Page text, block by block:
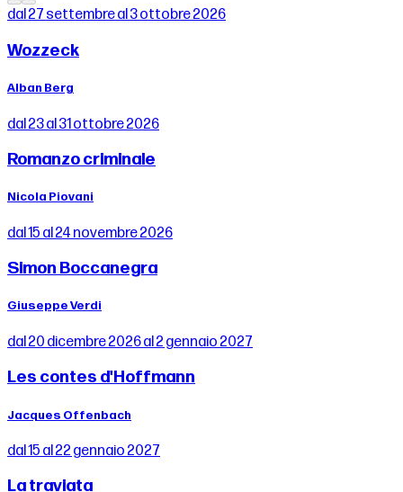
dal 27 settembre al 3 ottobre 2026
Wozzeck
Alban Berg
dal 23 al 31 ottobre 2026
Romanzo criminale
Nicola Piovani
dal 15 al 24 novembre 2026
Simon Boccanegra
Giuseppe Verdi
dal 20 dicembre 2026 al 2 gennaio 2027
Les contes d'Hoffmann
Jacques Offenbach
dal 15 al 22 gennaio 2027
La traviata